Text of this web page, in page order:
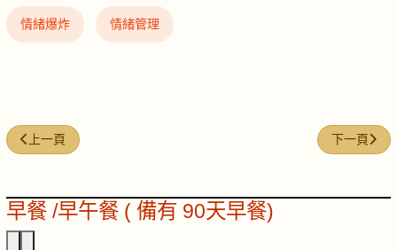
情緒爆炸 情緒管理
上一篇文章: NFW-25｜壓力頂到上心口／成日好似唔夠氣
上一頁 下一篇文章
下一頁
早餐 /早午餐 ( 備有 90天早餐)